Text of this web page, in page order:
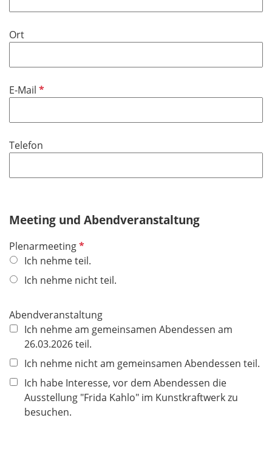
dt
e
d
Ort
E-Mail P
c
t
l
Telefon
Meeting und Abendveranstaltung
PlenarmeetingP
f
h
t
f
e
d
Ich nehme teil.
Ich nehme nicht teil.
Abendveranstaltung
Ich nehme am gemeinsamen Abendessen am
26.03.2026 teil.
Ich nehme nicht am gemeinsamen Abendessen teil.
Ich habe Interesse, vor dem Abendessen die
Ausstellung "Frida Kahlo" im Kunstkraftwerk zu
besuchen.